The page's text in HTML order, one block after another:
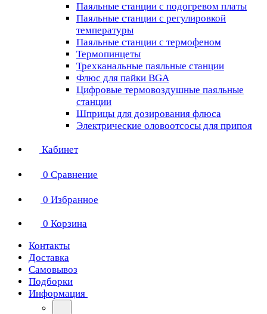
Паяльные станции с подогревом платы
Паяльные станции с регулировкой
температуры
Паяльные станции с термофеном
Термопинцеты
Трехканальные паяльные станции
Флюс для пайки BGA
Цифровые термовоздушные паяльные
станции
Шприцы для дозирования флюса
Электрические оловоотсосы для припоя
Кабинет
0 Сравнение
0 Избранное
0 Корзина
Контакты
Доставка
Самовывоз
Подборки
Информация